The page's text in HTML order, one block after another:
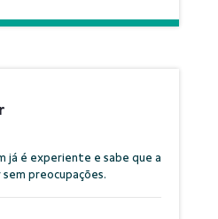
já é experiente e sabe que a
preocupações.